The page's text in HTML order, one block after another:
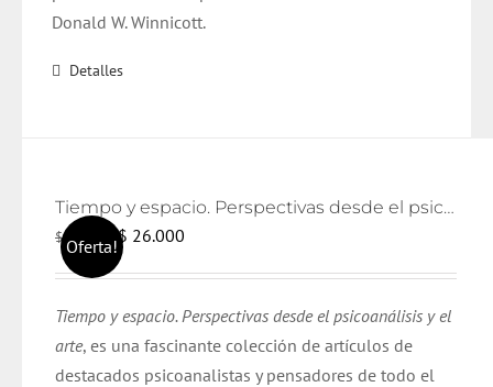
Donald W. Winnicott.
Detalles
Oferta!
Tiempo y espacio. Perspectivas desde el psicoanálisis y el arte
$28.000
El
precio
era:
$ 28.000.
$ 26.000
es:
$ 26.000.
Tiempo y espacio. Perspectivas desde el psicoanálisis y el
arte, es una fascinante colección de artículos de
destacados psicoanalistas y pensadores de todo el